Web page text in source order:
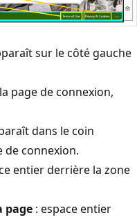
sur le côté gauche
page de connexion,
dans le coin
de connexion.
entier derrière la zone
page : espace entier